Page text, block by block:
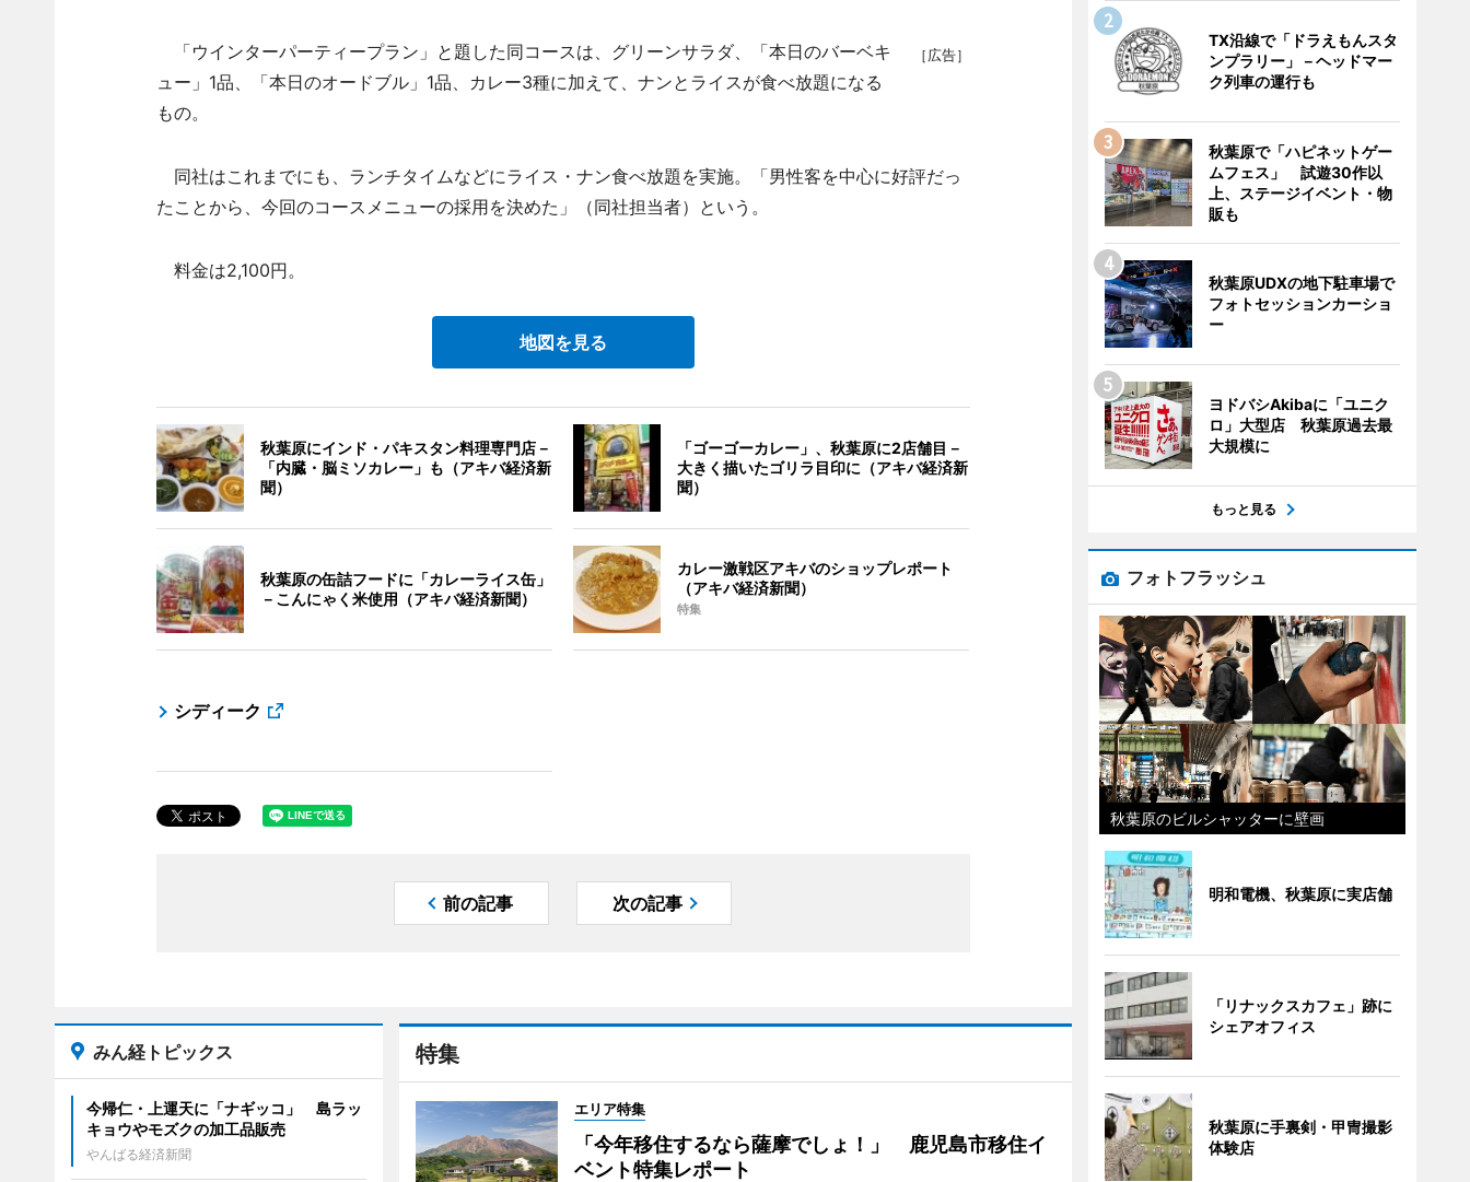
［広告］
「ウインターパーティープラン」と題した同コースは、グリーンサラダ、「本日のバーベキ
ュー」1品、「本日のオードブル」1品、カレー3種に加えて、ナンとライスが食べ放題になる
もの。
同社はこれまでにも、ランチタイムなどにライス・ナン食べ放題を実施。「男性客を中心に好評だっ
たことから、今回のコースメニューの採用を決めた」（同社担当者）という。
料金は2,100円。
地図を見る
秋葉原にインド・パキスタン料理専門店－
「内臓・脳ミソカレー」も（アキバ経済新
聞）
「ゴーゴーカレー」、秋葉原に2店舗目－
大きく描いたゴリラ目印に（アキバ経済新
聞）
秋葉原の缶詰フードに「カレーライス缶」
－こんにゃく米使用（アキバ経済新聞）
カレー激戦区アキバのショップレポート
（アキバ経済新聞）
特集
シディーク
前の記事 次の記事
特集
エリア特集
「今年移住するなら薩摩でしょ！」 鹿児島市移住イ
ベント特集レポート
みん経トピックス
今帰仁・上運天に「ナギッコ」 島ラッ
キョウやモズクの加工品販売
やんばる経済新聞
TX沿線で「ドラえもんスタ
ンプラリー」－ヘッドマー
ク列車の運行も
秋葉原で「ハピネットゲー
ムフェス」 試遊30作以
上、ステージイベント・物
販も
秋葉原UDXの地下駐車場で
フォトセッションカーショ
ー
ヨドバシAkibaに「ユニク
ロ」大型店 秋葉原過去最
大規模に
もっと見る
フォトフラッシュ
秋葉原のビルシャッターに壁画
明和電機、秋葉原に実店舗
「リナックスカフェ」跡に
シェアオフィス
秋葉原に手裏剣・甲冑撮影
体験店